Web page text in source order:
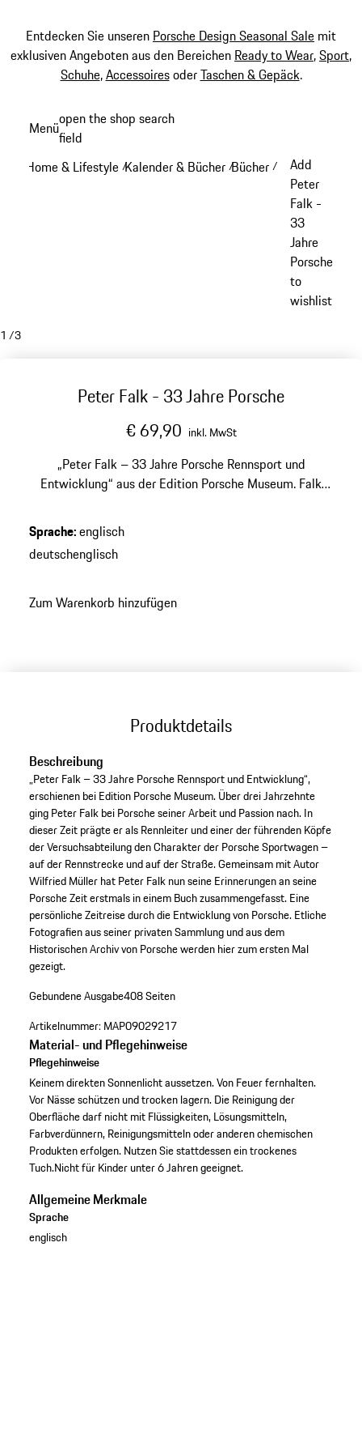
Entdecken Sie unseren Porsche Design Seasonal Sale mit
exklusiven Angeboten aus den Bereichen Ready to Wear,Sport,
Schuhe,AccessoiresoderTaschen & Gepäck.
Hauptinhalt
Menüopen the shop search
field
Home & Lifestyle /Kalender & Bücher /Bücher /
Add
Peter
Falk -
33
Jahre
Porsche
to
wishlist
1 /3
Peter Falk - 33 Jahre Porsche
€ 69,90 inkl. MwSt
„Peter Falk – 33 Jahre Porsche Rennsport und
Entwicklung“ aus der Edition Porsche Museum. Falk
Zeitreise durch die Entwicklung von Porsche.
Sprache:englisch
deutschenglisch
Zum Warenkorb hinzufügen
Produktdetails
Beschreibung
„Peter Falk – 33 Jahre Porsche Rennsport und Entwicklung“,
erschienen bei Edition Porsche Museum. Über drei Jahrzehnte
ging Peter Falk bei Porsche seiner Arbeit und Passion nach. In
dieser Zeit prägte er als Rennleiter und einer der führenden Köpfe
der Versuchsabteilung den Charakter der Porsche Sportwagen –
auf der Rennstrecke und auf der Straße. Gemeinsam mit Autor
Wilfried Müller hat Peter Falk nun seine Erinnerungen an seine
Porsche Zeit erstmals in einem Buch zusammengefasst. Eine
persönliche Zeitreise durch die Entwicklung von Porsche. Etliche
Fotografien aus seiner privaten Sammlung und aus dem
Historischen Archiv von Porsche werden hier zum ersten Mal
gezeigt.
Gebundene Ausgabe408 Seiten
Artikelnummer: MAP09029217
Material- und Pflegehinweise
Pflegehinweise
Keinem direkten Sonnenlicht aussetzen. Von Feuer fernhalten.
Vor Nässe schützen und trocken lagern. Die Reinigung der
Oberfläche darf nicht mit Flüssigkeiten, Lösungsmitteln,
Farbverdünnern, Reinigungsmitteln oder anderen chemischen
Produkten erfolgen. Nutzen Sie stattdessen ein trockenes
Tuch.Nicht für Kinder unter 6 Jahren geeignet.
Allgemeine Merkmale
Sprache
englisch